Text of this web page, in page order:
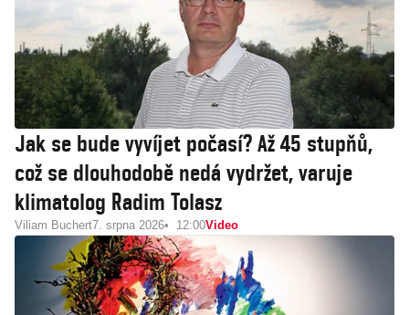
Jak se bude vyvíjet počasí? Až 45 stupňů,
což se dlouhodobě nedá vydržet, varuje
klimatolog Radim Tolasz
Viliam Buchert7. srpna 2026 12:00Video